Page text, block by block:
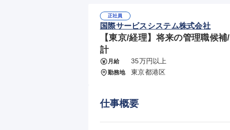
正社員
国際サービスシステム株式会社
【東京/経理】将来の管理職候
計
月給 35万円以上
勤務地 東京都港区
仕事概要